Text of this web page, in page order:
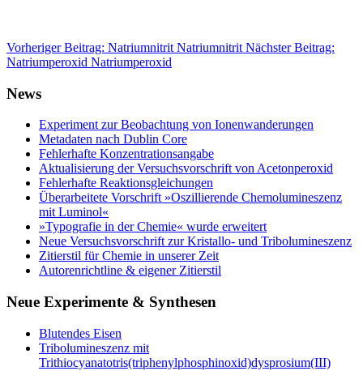
Vorheriger Beitrag: Natriumnitrit Natriumnitrit Nächster Beitrag:
Natriumperoxid Natriumperoxid
News
Experiment zur Beobachtung von Ionenwanderungen
Metadaten nach Dublin Core
Fehlerhafte Konzentrationsangabe
Aktualisierung der Versuchsvorschrift von Acetonperoxid
Fehlerhafte Reaktionsgleichungen
Überarbeitete Vorschrift »Oszillierende Chemolumineszenz
mit Luminol«
»Typografie in der Chemie« wurde erweitert
Neue Versuchsvorschrift zur Kristallo- und Tribolumineszenz
Zitierstil für Chemie in unserer Zeit
Autorenrichtline & eigener Zitierstil
Neue Experimente & Synthesen
Blutendes Eisen
Tribolumineszenz mit
Trithiocyanatotris(triphenylphosphinoxid)dysprosium(III)